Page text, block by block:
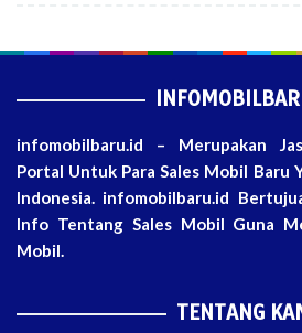
infomobilbaru.id – Merupakan
Portal Untuk Para Sales Mobil Baru
Indonesia. infomobilbaru.id
Info Tentang Sales Mobil Guna
Mobil.
TENTANG